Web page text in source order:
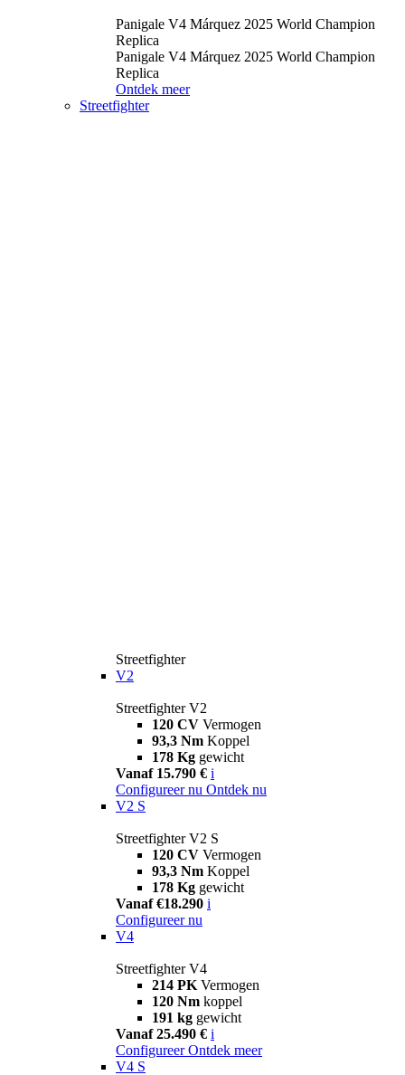
Panigale V4 Márquez 2025 World Champion
Replica
Panigale V4 Márquez 2025 World Champion
Replica
Ontdek meer
Streetfighter
Streetfighter
V2
Streetfighter V2
120 CV Vermogen
93,3 Nm Koppel
178 Kg gewicht
Vanaf 15.790 € i
Configureer nu Ontdek nu
V2 S
Streetfighter V2 S
120 CV Vermogen
93,3 Nm Koppel
178 Kg gewicht
Vanaf €18.290 i
Configureer nu
V4
Streetfighter V4
214 PK Vermogen
120 Nm koppel
191 kg gewicht
Vanaf 25.490 € i
Configureer Ontdek meer
V4 S